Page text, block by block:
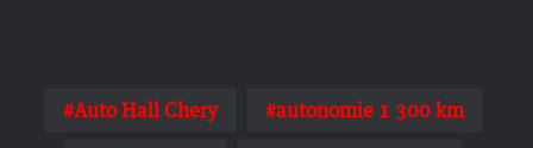
Auto Hall Chery autonomie 1 300 km